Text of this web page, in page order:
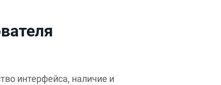
интерфейса, наличие и